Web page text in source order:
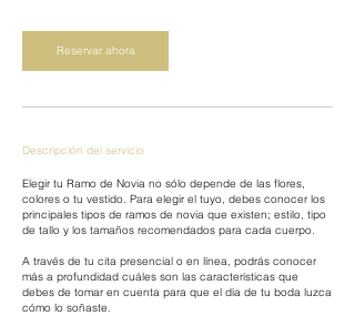
i
n
Reservar ahora
Descripción del servicio
Elegir tu Ramo de Novia no sólo depende de las flores,
colores o tu vestido. Para elegir el tuyo, debes conocer los
principales tipos de ramos de novia que existen; estilo, tipo
de tallo y los tamaños recomendados para cada cuerpo.
A través de tu cita presencial o en línea, podrás conocer
más a profundidad cuáles son las características que
debes de tomar en cuenta para que el día de tu boda luzca
cómo lo soñaste.